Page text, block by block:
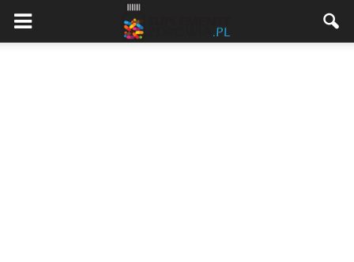
Suplementyzdrowia.pl